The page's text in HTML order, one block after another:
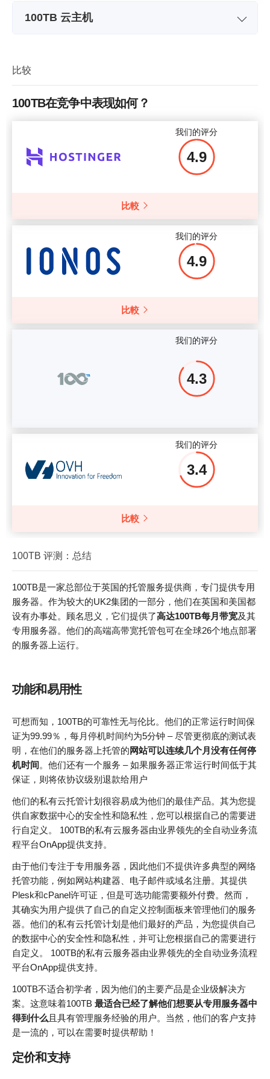
100TB 云主机
价格
376 MB
$ 20.00
更多细节
比较
100TB在竞争中表现如何？
我们的评分
4.9
比較
我们的评分
4.9
比較
我们的评分
4.3
我们的评分
3.4
比較
100TB 评测：总结
100TB是一家总部位于英国的托管服务提供商，专门提供专用
服务器。作为较大的UK2集团的一部分，他们在英国和美国都
设有办事处。顾名思义，它们提供了高达100TB每月带宽及其
专用服务器。他们的高端高带宽托管包可在全球26个地点部署
的服务器上运行。
功能和易用性
可想而知，100TB的可靠性无与伦比。他们的正常运行时间保
证为99.99％，每月停机时间约为5分钟 – 尽管更彻底的测试表
明，在他们的服务器上托管的 网站可以连续几个月没有任何停
机时间。他们还有一个服务 – 如果服务器正常运行时间低于其
保证，则将依协议级别退款给用户
他们的私有云托管计划很容易成为他们的最佳产品。其为您提
供自家数据中心的安全性和隐私性，您可以根据自己的需要进
行自定义。 100TB的私有云服务器由业界领先的全自动业务流
程平台OnApp提供支持。
由于他们专注于专用服务器，因此他们不提供许多典型的网络
托管功能，例如网站构建器、电子邮件或域名注册。其提供
Plesk和cPanel许可证，但是可选功能需要额外付费。然而，
其确实为用户提供了自己的自定义控制面板来管理他们的服务
器。他们的私有云托管计划是他们最好的产品，为您提供自己
的数据中心的安全性和隐私性，并可让您根据自己的需要进行
自定义。 100TB的私有云服务器由业界领先的全自动业务流程
平台OnApp提供支持。
100TB不适合初学者，因为他们的主要产品是企业级解决方
案。这意味着100TB 最适合已经了解他们想要从专用服务器中
得到什么 且具有管理服务经验的用户。当然，他们的客户支持
是一流的，可以在需要时提供帮助！
定价和支持